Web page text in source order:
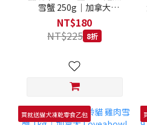
雪蟹 250g｜加拿大
Loveabowl 天然無穀糧
250克 成犬 無穀狗飼料
NT$180
NT$225 8折
買就送貓犬凍乾零食乙包